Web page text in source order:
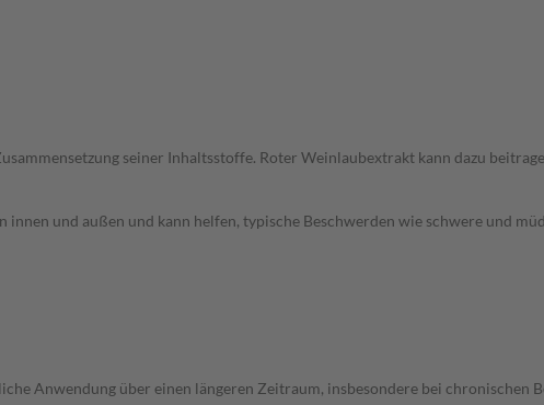
seiner Inhaltsstoffe. Roter Weinlaubextrakt kann dazu
und außen und kann helfen, typische Beschwerden wie schwere und
Anwendung über einen längeren Zeitraum, insbesondere bei chronischen